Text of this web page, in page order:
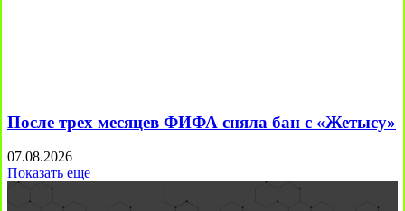
После трех месяцев ФИФА сняла бан с «Жетысу»
07.08.2026
Показать еще